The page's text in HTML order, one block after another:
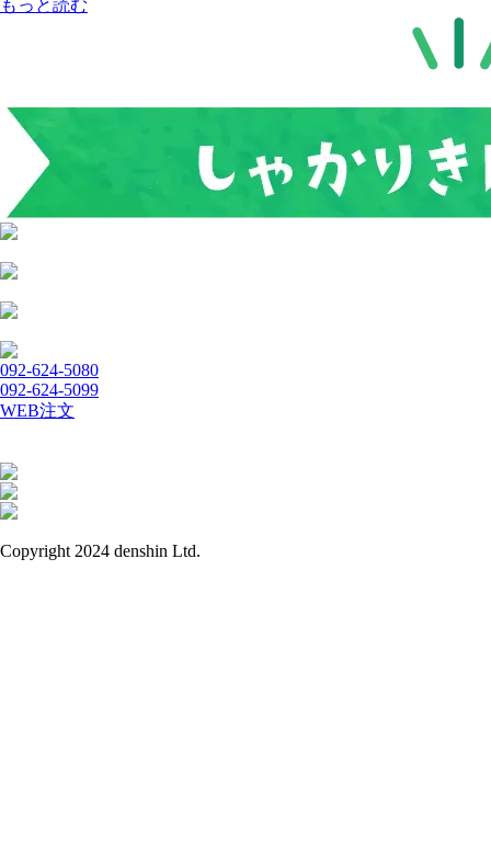
もっと読む
092-624-5080
092-624-5099
WEB注文
Copyright 2024 denshin Ltd.